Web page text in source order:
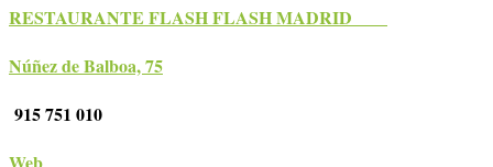
RESTAURANTE FLASH FLASH MADRID
Núñez de Balboa, 75
915 751 010